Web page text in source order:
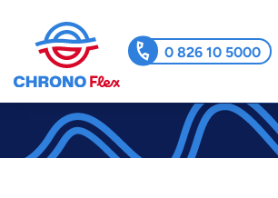
0 826 10 5000